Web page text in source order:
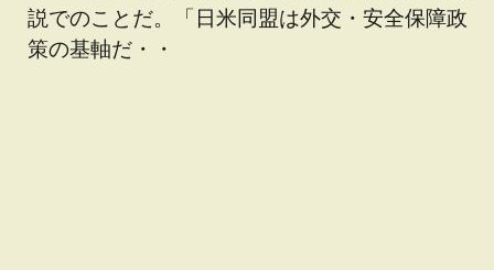
説でのことだ。「日米同盟は外交・安全保障政
策の基軸だ・・